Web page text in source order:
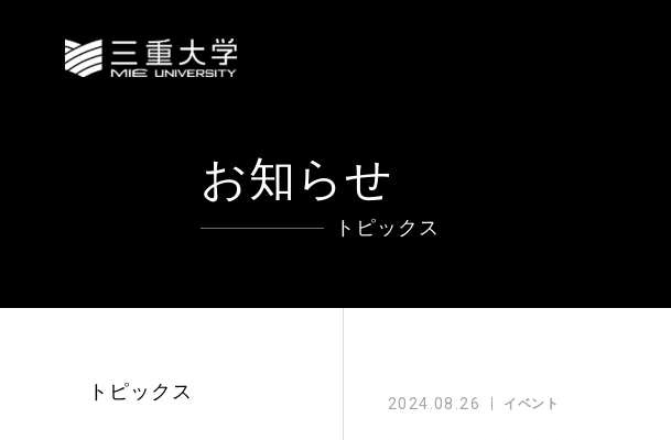
お知らせ
トピックス
2024.08.26 イベント
トピックス